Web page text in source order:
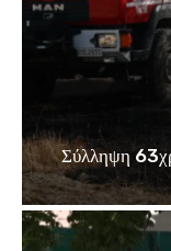
Σύλληψη